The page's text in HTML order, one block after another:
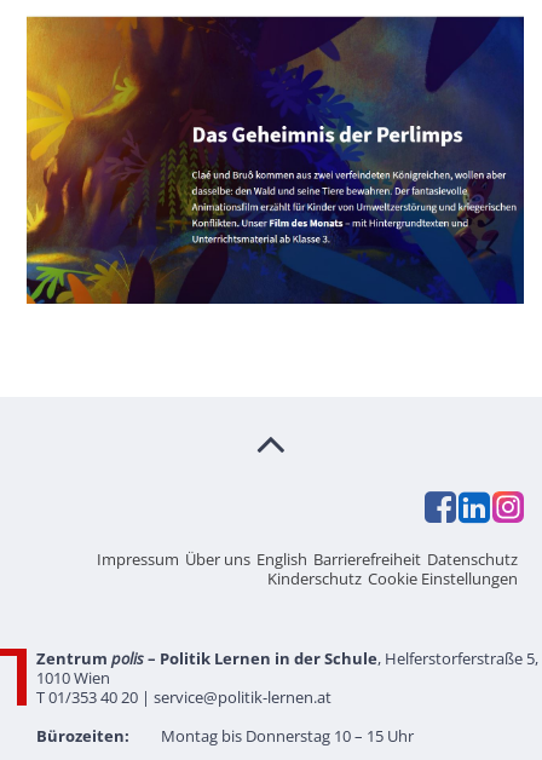
Impressum Über uns English Barrierefreiheit Datenschutz
Kinderschutz Cookie Einstellungen
Zentrum polis– Politik Lernen in der Schule, Helferstorferstraße 5,
1010 Wien
T 01/353 40 20 | service@politik-lernen.at
Bürozeiten:
Montag bis Donnerstag 10 – 15 Uhr